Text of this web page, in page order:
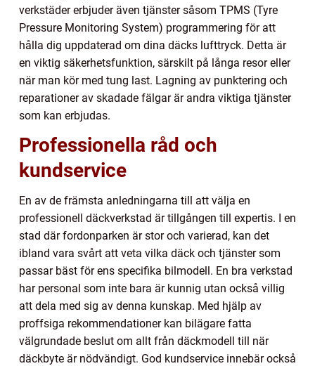
verkstäder erbjuder även tjänster såsom TPMS (Tyre
Pressure Monitoring System) programmering för att
hålla dig uppdaterad om dina däcks lufttryck. Detta är
en viktig säkerhetsfunktion, särskilt på långa resor eller
när man kör med tung last. Lagning av punktering och
reparationer av skadade fälgar är andra viktiga tjänster
som kan erbjudas.
Professionella råd och
kundservice
En av de främsta anledningarna till att välja en
professionell däckverkstad är tillgången till expertis. I en
stad där fordonparken är stor och varierad, kan det
ibland vara svårt att veta vilka däck och tjänster som
passar bäst för ens specifika bilmodell. En bra verkstad
har personal som inte bara är kunnig utan också villig
att dela med sig av denna kunskap. Med hjälp av
proffsiga rekommendationer kan bilägare fatta
välgrundade beslut om allt från däckmodell till när
däckbyte är nödvändigt. God kundservice innebär också